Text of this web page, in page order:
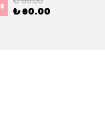
9 ₺ 60.00